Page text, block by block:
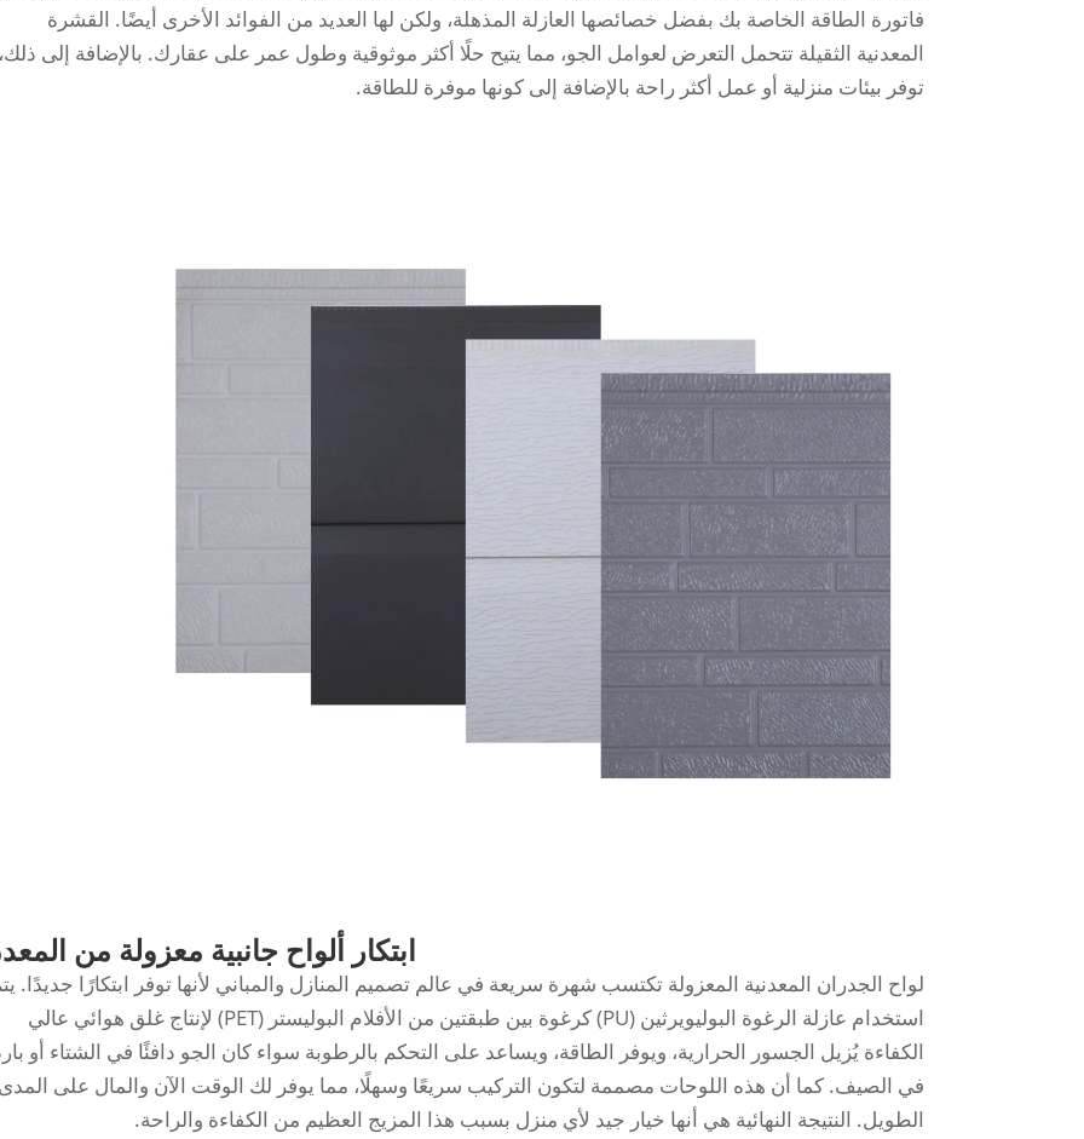
فاتورة الطاقة الخاصة بك بفضل خصائصها العازلة المذهلة، ولكن لها العديد من الفوائد الأخرى أيضًا. القشرة
المعدنية الثقيلة تتحمل التعرض لعوامل الجو، مما يتيح حلًا أكثر موثوقية وطول عمر على عقارك. بالإضافة إلى
توفر بيئات منزلية أو عمل أكثر راحة بالإضافة إلى كونها موفرة للطاقة.
ابتكار ألواح جانبية معزولة من
لواح الجدران المعدنية المعزولة تكتسب شهرة سريعة في عالم تصميم المنازل والمباني لأنها توفر ابتكارًا جديدًا.
استخدام عازلة الرغوة البوليويرثين (PU) كرغوة بين طبقتين من الأفلام البوليستر (PET) لإنتاج غلق هوائي عالي
الكفاءة يُزيل الجسور الحرارية، ويوفر الطاقة، ويساعد على التحكم بالرطوبة سواء كان الجو دافئًا في الشتاء أو
في الصيف. كما أن هذه اللوحات مصممة لتكون التركيب سريعًا وسهلًا، مما يوفر لك الوقت الآن والمال على
الطويل. النتيجة النهائية هي أنها خيار جيد لأي منزل بسبب هذا المزيج العظيم من الكفاءة والراحة.